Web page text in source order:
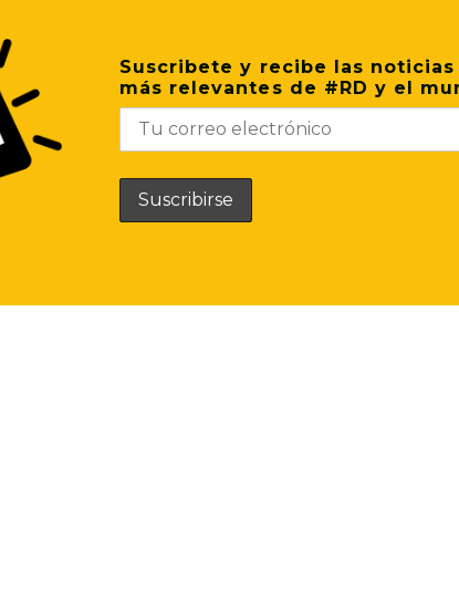
Suscribete y recibe las noticias
más relevantes de #RD y el